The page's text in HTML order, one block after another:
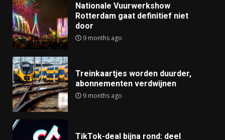
Nationale Vuurwerkshow
Rotterdam gaat definitief niet
door
9 months ago
Treinkaartjes worden duurder,
abonnementen verdwijnen
9 months ago
TikTok-deal bijna rond: deel